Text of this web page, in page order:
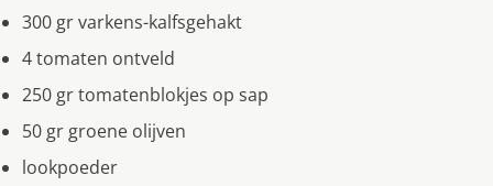
300 gr varkens-kalfsgehakt
4 tomaten ontveld
250 gr tomatenblokjes op sap
50 gr groene olijven
lookpoeder